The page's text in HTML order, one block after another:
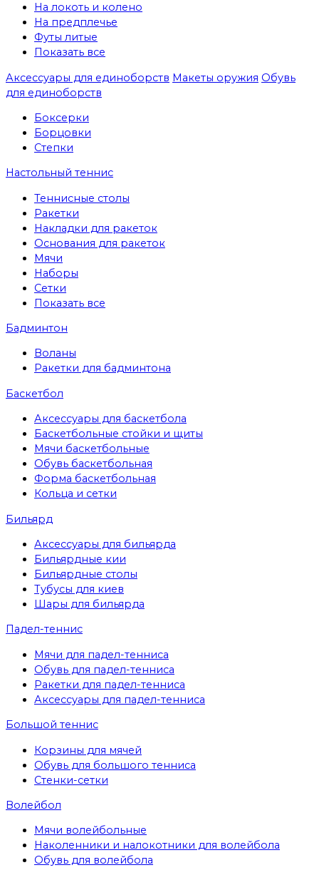
На локоть и колено
На предплечье
Футы литые
Показать все
Аксессуары для единоборств Макеты оружия Обувь
для единоборств
Боксерки
Борцовки
Степки
Настольный теннис
Теннисные столы
Ракетки
Накладки для ракеток
Основания для ракеток
Мячи
Наборы
Сетки
Показать все
Бадминтон
Воланы
Ракетки для бадминтона
Баскетбол
Аксессуары для баскетбола
Баскетбольные стойки и щиты
Мячи баскетбольные
Обувь баскетбольная
Форма баскетбольная
Кольца и сетки
Бильярд
Аксессуары для бильярда
Бильярдные кии
Бильярдные столы
Тубусы для киев
Шары для бильярда
Падел-теннис
Мячи для падел-тенниса
Обувь для падел-тенниса
Ракетки для падел-тенниса
Аксессуары для падел-тенниса
Большой теннис
Корзины для мячей
Обувь для большого тенниса
Стенки-сетки
Волейбол
Мячи волейбольные
Наколенники и налокотники для волейбола
Обувь для волейбола